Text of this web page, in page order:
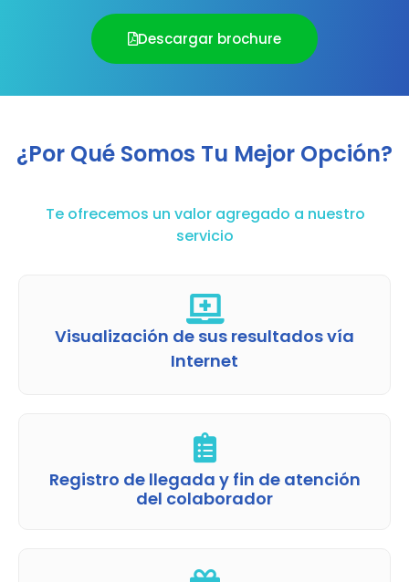
Descargar brochure
¿Por Qué Somos Tu Mejor Opción?
Te ofrecemos un valor agregado a nuestro
servicio
Visualización de sus resultados vía
Internet
Registro de llegada y fin de atención
del colaborador